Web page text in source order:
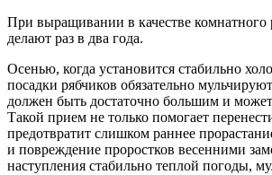
При выращивании в качестве комнатного
делают раз в два года.
Осенью, когда установится стабильно
посадки рябчиков обязательно
должен быть достаточно большим и может
Такой прием не только помогает
предотвратит слишком раннее
и повреждение проростков весенними
наступления стабильно теплой погоды,